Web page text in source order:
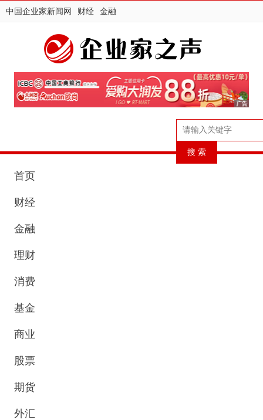
中国企业家新闻网 财经 金融
首页
财经
金融
理财
消费
基金
商业
股票
期货
外汇